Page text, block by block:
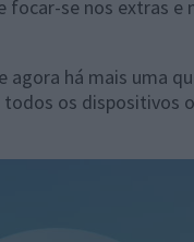
focar-se nos extras e
há mais uma
os dispositivos